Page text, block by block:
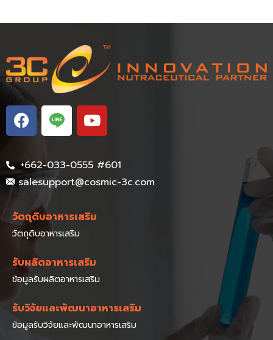
+662-033-0555 #601
salesupport@cosmic-3c.com
วัตถุดิบอาหารเสริม
วัตถุดิบอาหารเสริม
รับผลิตอาหารเสริม
ข้อมูลรับผลิตอาหารเสริม
รับวิจัยและพัฒนาอาหารเสริม
ข้อมูลรับวิจัยและพัฒนาอาหารเสริม